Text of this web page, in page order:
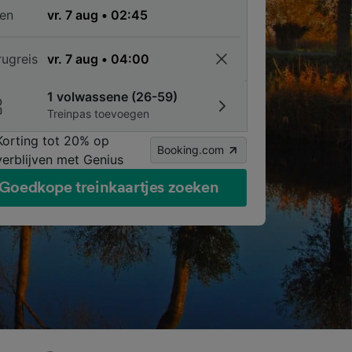
1 volwassene (26-59)
Treinpas toevoegen
tot 20% op
met Genius
Booking.com
treinkaartjes zoeken